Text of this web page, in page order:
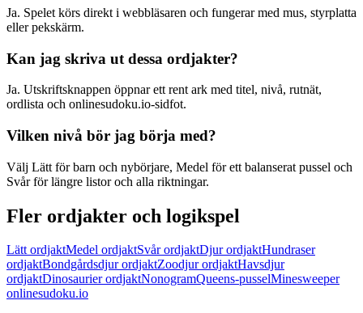
Ja. Spelet körs direkt i webbläsaren och fungerar med mus, styrplatta
eller pekskärm.
Kan jag skriva ut dessa ordjakter?
Ja. Utskriftsknappen öppnar ett rent ark med titel, nivå, rutnät,
ordlista och onlinesudoku.io-sidfot.
Vilken nivå bör jag börja med?
Välj Lätt för barn och nybörjare, Medel för ett balanserat pussel och
Svår för längre listor och alla riktningar.
Fler ordjakter och logikspel
Lätt ordjaktMedel ordjaktSvår ordjaktDjur ordjaktHundraser
ordjaktBondgårdsdjur ordjaktZoodjur ordjaktHavsdjur
ordjaktDinosaurier ordjaktNonogramQueens-pusselMinesweeper
onlinesudoku.io